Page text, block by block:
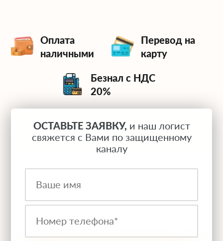
Оплата
наличными
Перевод на
карту
Безнал с НДС
20%
ОСТАВЬТЕ ЗАЯВКУ, и наш логист
свяжется с Вами по защищенному
каналу